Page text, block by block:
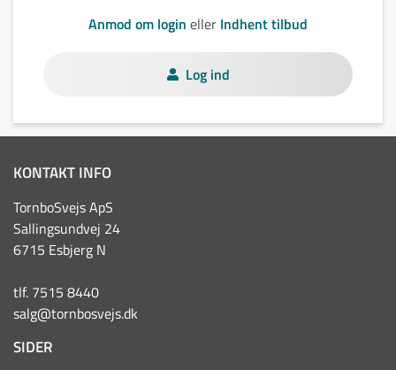
Anmod om login eller Indhent tilbud
Log ind
KONTAKT INFO
TornboSvejs ApS
Sallingsundvej 24
6715 Esbjerg N
tlf. 7515 8440
salg@tornbosvejs.dk
SIDER